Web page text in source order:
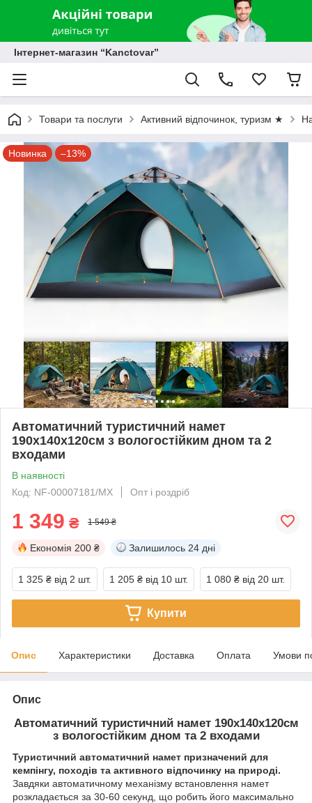
Інтернет-магазин “Kanctovar”
Товари та послуги Активний відпочинок, туризм ★
Новинка –13%
Автоматичний туристичний намет
190х140х120см з вологостійким дном та 2
входами
В наявності
Код: NF-00007181/MX
Опт і роздріб
1 349 ₴ 1 549 ₴
Економія 200 ₴ Залишилось 24 дні
1 325 ₴ від 2 шт. 1 205 ₴ від 10 шт. 1 080 ₴ від 20 шт.
Купити
Опис Характеристики Доставка Оплата Умови
Опис
Автоматичний туристичний намет 190х140х120см
з вологостійким дном та 2 входами
Туристичний автоматичний намет призначений для
кемпінгу, походів та активного відпочинку на природі.
Завдяки автоматичному механізму встановлення намет
розкладається за 30-60 секунд, що робить його максимально